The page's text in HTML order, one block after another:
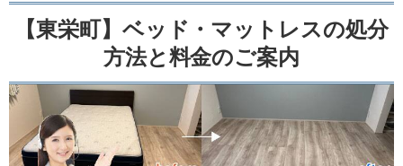
【東栄町】ベッド・マットレスの処分
方法と料金のご案内